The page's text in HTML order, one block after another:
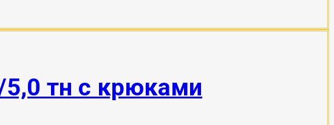
5,0 тн с крюками